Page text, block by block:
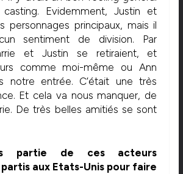
Evidemment, Justin et
personnages principaux, mais il
sentiment de division. Par
et Justin se retiraient, et
comme moi-même ou Ann
notre entrée. C’était une très
Et cela va nous manquer, de
De très belles amitiés se sont
partie de ces acteurs
aux Etats-Unis pour faire